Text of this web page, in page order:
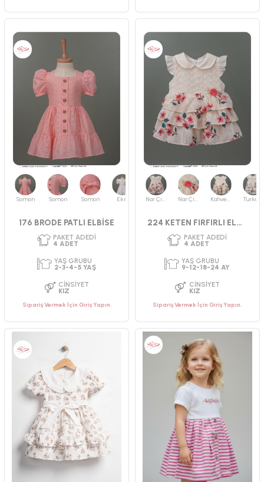
PAKET ADEDI
4ADET
YAŞ GRUBU
2-3-4-5 YAŞ
CINSIYET
KIZ
PAKET ADEDI
4ADET
YAŞ GRUBU
2-3-4-5 YAŞ
Somon Somon Somon Ekru
176 BRODE PATLI ELBİSE
PAKET ADEDI
4ADET
YAŞ GRUBU
Sipariş Vermek İçin Giriş Yapın.
Nar Çiçeği Nar Çiçeği Kahverengi
224 KETEN FIRFIRLI ELBİSE
PAKET ADEDI
4ADET
YAŞ GRUBU
9-12-18-24 AY
Sipariş Vermek İçin Giriş Yapın.